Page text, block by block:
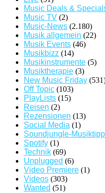
Music Deals &
Music TV (2)
Music-News (2.180)
Musik allgemein (22)
Musik Events (46)
Musikbizz (14)
Musikinstrumente (5)
Musiktherapie (3)
New Music Friday
Off Topic (103)
PlayLists (15)
Reisen (2)
Rezensionen (13)
Social Media (1)
Soundjungle-Musiktipp
Spotify (1)
Technik (69)
Unplugged (6)
Video Premiere (1)
Videos (303)
Wanted (51)